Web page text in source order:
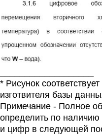
* Рисунок
изготвителя базы
Примечание - Полное
определить по наличию
и цифр в следующей